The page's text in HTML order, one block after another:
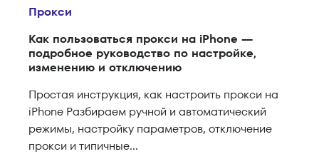
Прокси
Как пользоваться прокси на iPhone —
подробное руководство по настройке,
изменению и отключению
Простая инструкция, как настроить прокси на
iPhone Разбираем ручной и автоматический
режимы, настройку параметров, отключение
прокси и типичные...